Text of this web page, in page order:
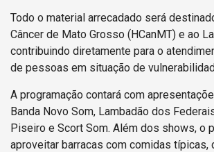
Todo o material arrecadado será
Câncer de Mato Grosso (HCanMT) e ao
contribuindo diretamente para o
de pessoas em situação de
A programação contará com
Banda Novo Som, Lambadão dos
Piseiro e Scort Som. Além dos shows, o
aproveitar barracas com comidas típicas,